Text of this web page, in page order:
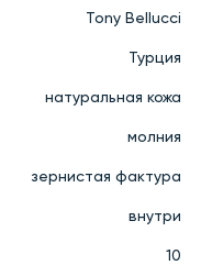
Tony Bellucci
Турция
натуральная кожа
молния
зернистая фактура
внутри
10